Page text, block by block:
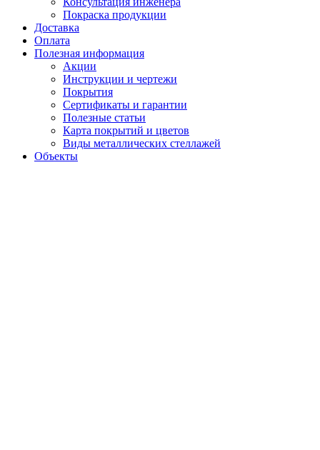
Покраска продукции
Доставка
Оплата
Полезная информация
Акции
Инструкции и чертежи
Покрытия
Сертификаты и гарантии
Полезные статьи
Карта покрытий и цветов
Виды металлических стеллажей
Объекты